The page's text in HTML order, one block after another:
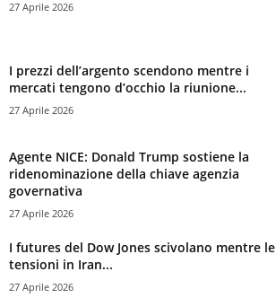
27 Aprile 2026
I prezzi dell’argento scendono mentre i
mercati tengono d’occhio la riunione...
27 Aprile 2026
Agente NICE: Donald Trump sostiene la
ridenominazione della chiave agenzia
governativa
27 Aprile 2026
I futures del Dow Jones scivolano mentre le
tensioni in Iran...
27 Aprile 2026